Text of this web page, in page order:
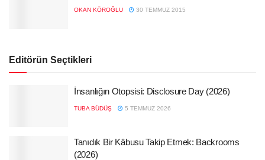
OKAN KÖROĞLU 30 TEMMUZ 2015
Editörün Seçtikleri
İnsanlığın Otopsisi: Disclosure Day (2026)
TUBA BÜDÜŞ 5 TEMMUZ 2026
Tanıdık Bir Kâbusu Takip Etmek: Backrooms
(2026)